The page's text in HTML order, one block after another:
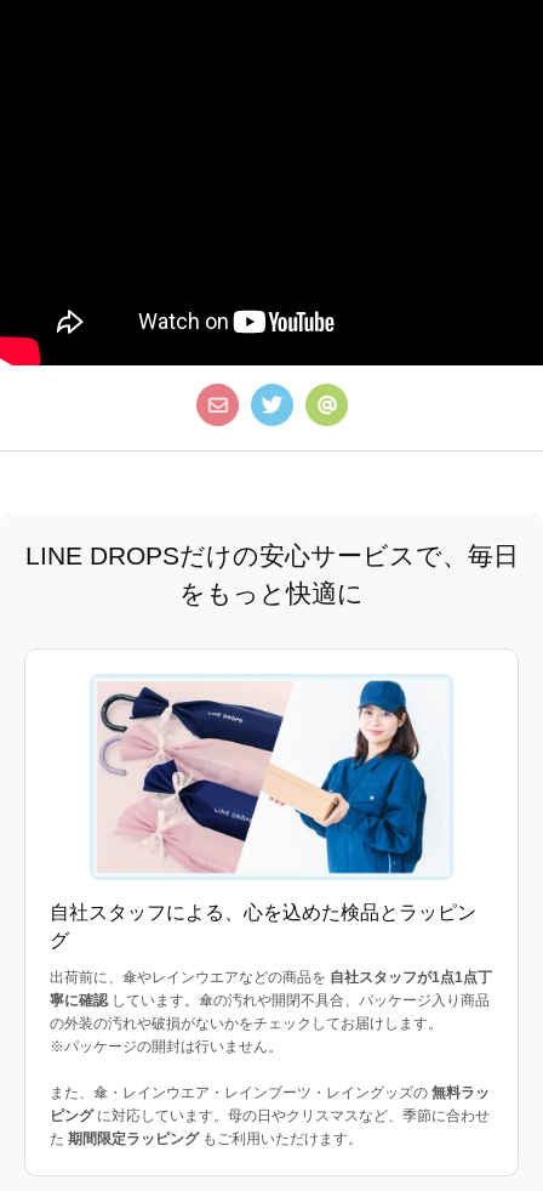
LINE DROPSだけの安心サービスで、毎日
をもっと快適に
自社スタッフによる、心を込めた検品とラッピン
グ
出荷前に、傘やレインウエアなどの商品を 自社スタッフが1点1点丁
寧に確認 しています。傘の汚れや開閉不具合、パッケージ入り商品
の外装の汚れや破損がないかをチェックしてお届けします。
※パッケージの開封は行いません。
また、傘・レインウエア・レインブーツ・レイングッズの 無料ラッ
ピングに対応しています。母の日やクリスマスなど、季節に合わせ
た 期間限定ラッピングもご利用いただけます。